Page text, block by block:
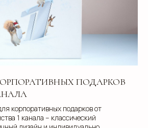
ПОДАРКОВ
корпоративных подарков от
1 канала – классический